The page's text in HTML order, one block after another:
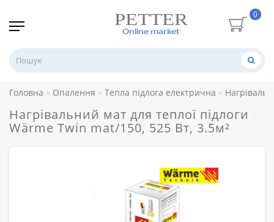
0
Головна Опалення Тепла підлога електрична
Нагрівальний мат для теплої підлоги
Wärme Twin mat/150, 525 Вт, 3.5м²